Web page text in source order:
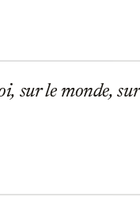
sur le monde, sur